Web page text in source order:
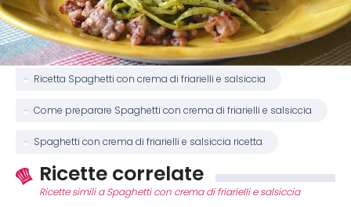
Ricetta Spaghetti con crema di friarielli e salsiccia
Come preparare Spaghetti con crema di friarielli e salsiccia
Spaghetti con crema di friarielli e salsiccia ricetta
Ricette correlate
Ricette simili a Spaghetti con crema di friarielli e salsiccia